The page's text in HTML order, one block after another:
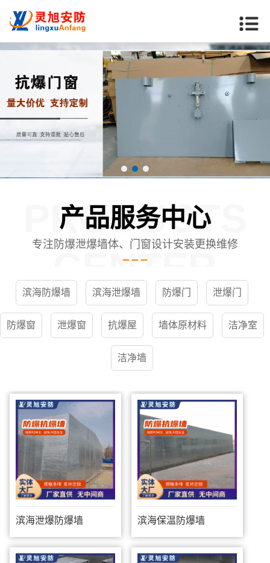
产品服务中心
PRODUCTS
CENTER
专注防爆泄爆墙体、门窗设计安装更换维修
滨海防爆墙 滨海泄爆墙 防爆门 泄爆门
防爆窗 泄爆窗 抗爆屋 墙体原材料 洁净室
洁净墙
滨海泄爆防爆墙 滨海保温防爆墙